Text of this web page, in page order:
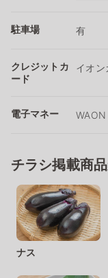
駐車場 有
クレジットカ
ード
イオン
電子マネー WAON
チラシ掲載商
ナス